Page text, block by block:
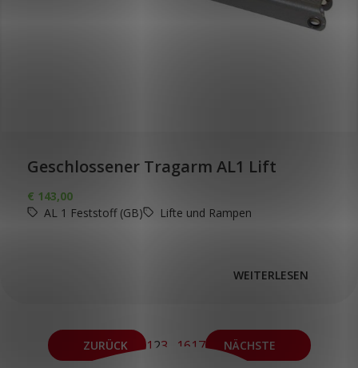
Geschlossener Tragarm AL1 Lift
€ 143,00
AL 1 Feststoff (GB)
Lifte und Rampen
WEITERLESEN
ZURÜCK 123 1617 NÄCHSTE